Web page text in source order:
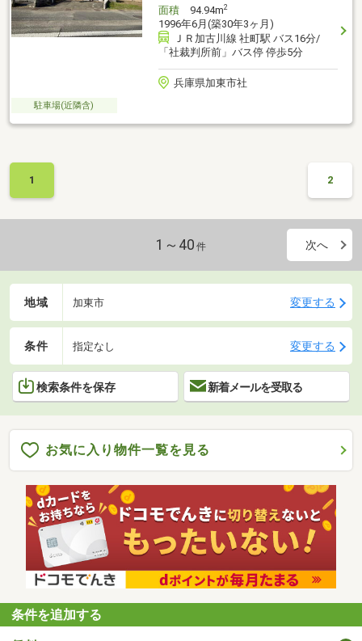
面積94.94m2
1996年6月(築30年3ヶ月)
ＪＲ加古川線 社町駅 バス16分/
「社裁判所前」バス停 停歩5分
兵庫県加東市社
駐車場(近隣含)
1 2
1～40 件 次へ
地域 加東市 変更する
条件 指定なし 変更する
検索条件を保存 新着メールを受取る
お気に入り物件一覧を見る
条件を追加する